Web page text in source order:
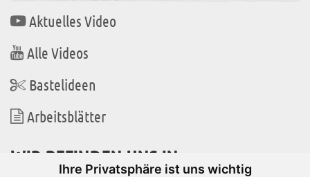
Ihre Privatsphäre ist uns wichtig
Aktuelles Video
Alle Videos
Bastelideen
Arbeitsblätter
WIR BEFINDEN UNS IN